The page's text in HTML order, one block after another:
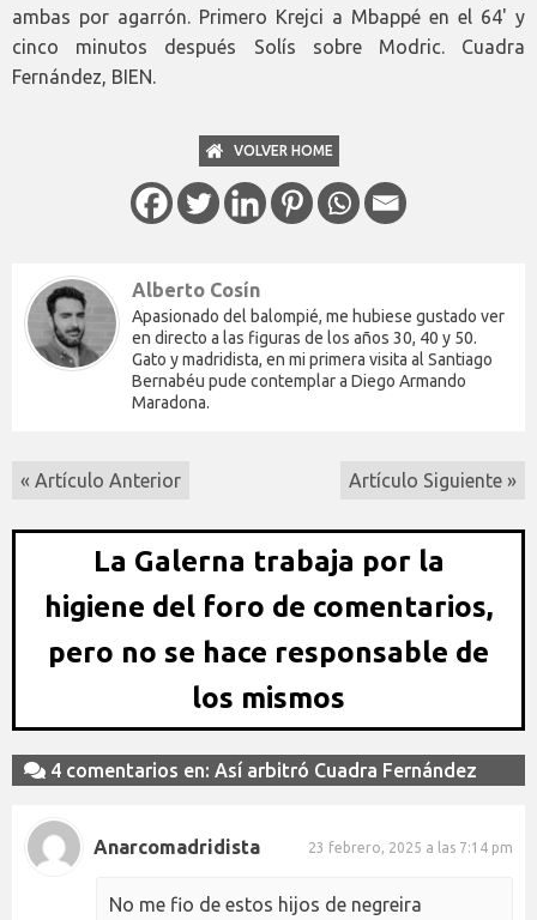
ambas por agarrón. Primero Krejci a Mbappé en el 64' y
cinco minutos después Solís sobre Modric. Cuadra
Fernández, BIEN.
VOLVER HOME
Alberto Cosín
Apasionado del balompié, me hubiese gustado ver
en directo a las figuras de los años 30, 40 y 50.
Gato y madridista, en mi primera visita al Santiago
Bernabéu pude contemplar a Diego Armando
Maradona.
« Artículo Anterior Artículo Siguiente »
La Galerna trabaja por la
higiene del foro de comentarios,
pero no se hace responsable de
los mismos
4 comentarios en: Así arbitró Cuadra Fernández
Anarcomadridista 23 febrero, 2025 a las 7:14 pm
No me fio de estos hijos de negreira